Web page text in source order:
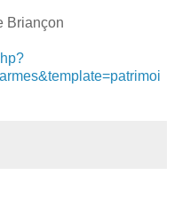
Briançon